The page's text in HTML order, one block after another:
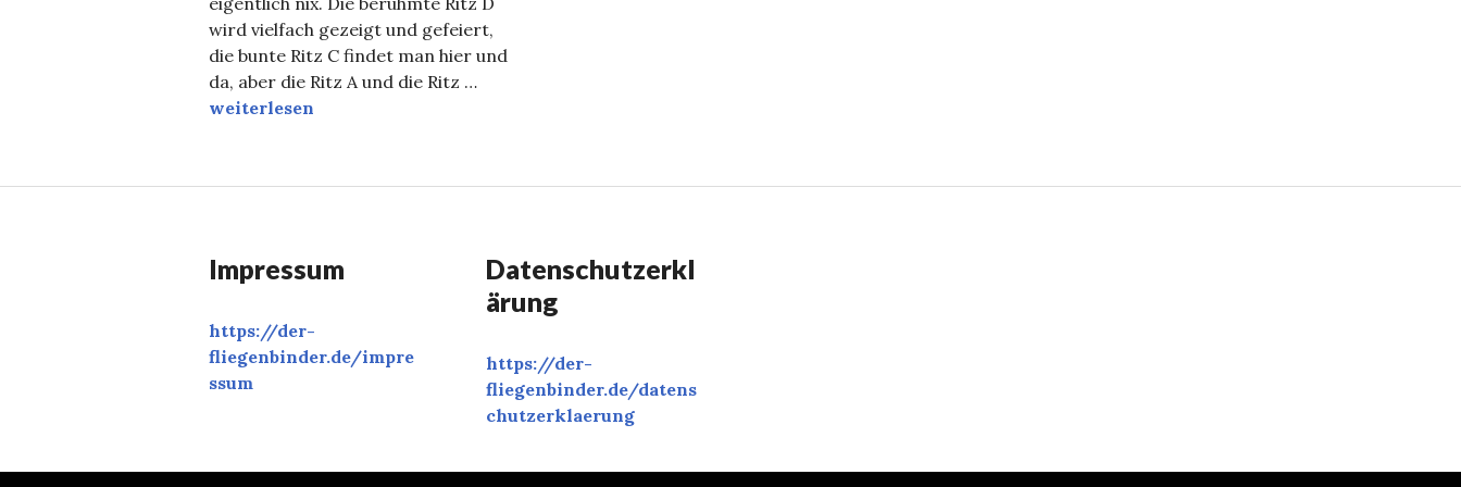
wird vielfach gezeigt und gefeiert,
die bunte Ritz C findet man hier und
da, aber die Ritz A und die Ritz …
Die Ritz-Nymphen
weiterlesen
Impressum
https://der-
fliegenbinder.de/impre
ssum
Datenschutzerkl
ärung
https://der-
fliegenbinder.de/datens
chutzerklaerung